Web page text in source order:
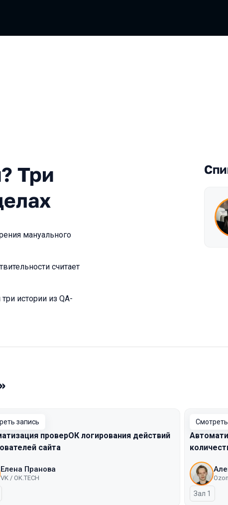
в QA-
Три
мануального
считает
истории из QA-
запись
проверОК логирования действий
сайта
Елена Пранова
VK / OK.TECH
Зал 1